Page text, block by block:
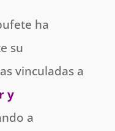
ha
su
vinculadas a
y
a